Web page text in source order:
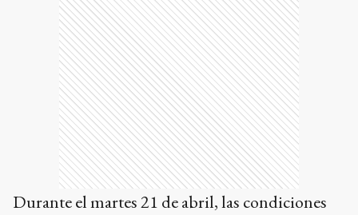
Durante el martes 21 de abril, las condiciones